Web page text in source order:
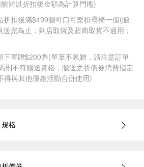
皆以折扣後金額為計算門檻)
折扣後滿$499贈可口可樂折疊椅一個(贈
完為止；到店取貨及超商取貨不適用；
下單贈$200券(單筆不累贈，請注意訂單
則不符贈送資格，贈送之折價券消費指定
得與其他優惠活動合併使用)
格